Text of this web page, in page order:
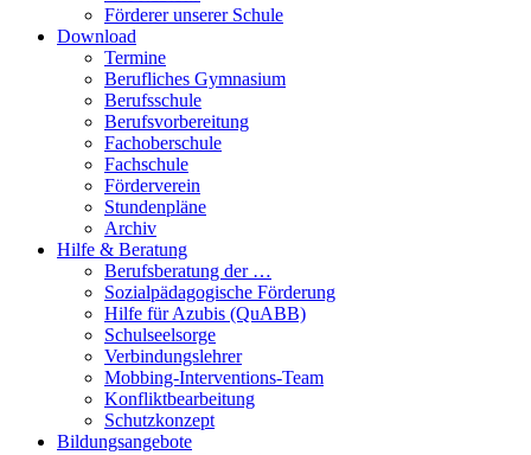
Förderer unserer Schule
Download
Termine
Berufliches Gymnasium
Berufsschule
Berufsvorbereitung
Fachoberschule
Fachschule
Förderverein
Stundenpläne
Archiv
Hilfe & Beratung
Berufsberatung der …
Sozialpädagogische Förderung
Hilfe für Azubis (QuABB)
Schulseelsorge
Verbindungslehrer
Mobbing-Interventions-Team
Konfliktbearbeitung
Schutzkonzept
Bildungsangebote